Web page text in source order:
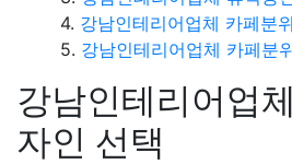
강남인테리어업체 카페분
강남인테리어업체 카페분
강남인테리어업
자인 선택